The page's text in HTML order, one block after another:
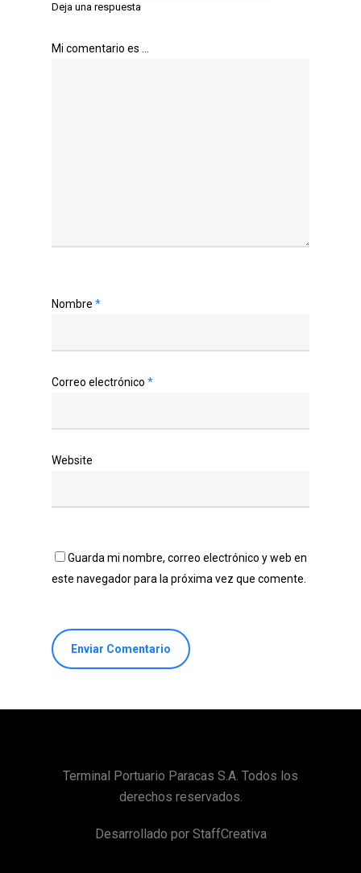
Deja una respuesta
Mi comentario es ...
Nombre *
Correo electrónico *
Website
Guarda mi nombre, correo electrónico y web en
este navegador para la próxima vez que comente.
Terminal Portuario Paracas S.A. Todos los
derechos reservados.
Desarrollado por StaffCreativa